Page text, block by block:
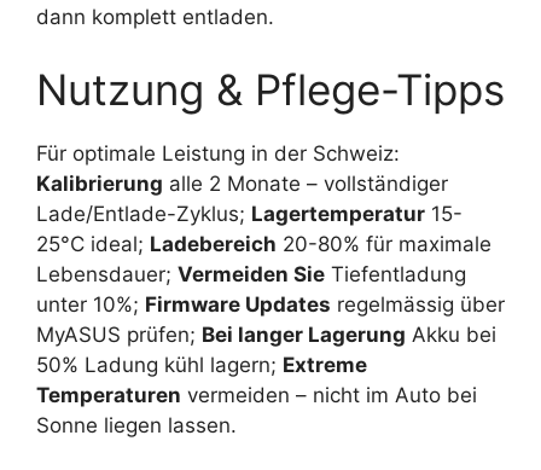
dann komplett entladen.
Nutzung & Pflege-Tipps
Für optimale Leistung in der Schweiz:
Kalibrierung alle 2 Monate – vollständiger
Lade/Entlade-Zyklus; Lagertemperatur 15-
25°C ideal; Ladebereich 20-80% für maximale
Lebensdauer; Vermeiden Sie Tiefentladung
unter 10%; Firmware Updates regelmässig über
MyASUS prüfen; Bei langer Lagerung Akku bei
50% Ladung kühl lagern; Extreme
Temperaturen vermeiden – nicht im Auto bei
Sonne liegen lassen.